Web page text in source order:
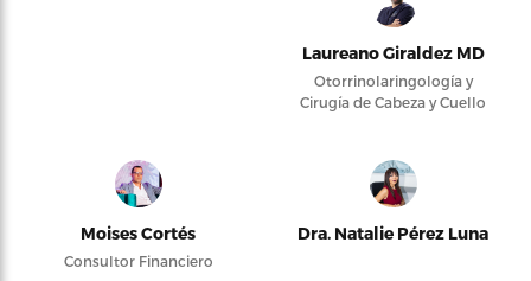
Laureano Giraldez MD
Otorrinolaringología y
Cirugía de Cabeza y Cuello
Moises Cortés
Consultor Financiero
Dra. Natalie Pérez Luna